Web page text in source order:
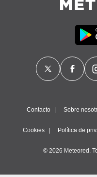
Contacto Sobre
Cookies Política de
© 2026 Meteored.